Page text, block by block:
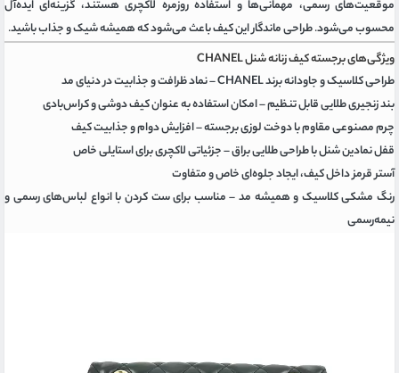
موقعیت‌های رسمی، مهمانی‌ها و استفاده روزمره لاکچری هستند، گزینه‌ای ایده‌آل
محسوب می‌شود.طراحی ماندگار این کیف باعث می‌شود که همیشه شیک و جذاب باشید.
ویژگی‌های برجسته کیف زنانه شنل CHANEL
طراحی کلاسیک و جاودانه برند CHANEL
–نماد ظرافت و جذابیت در دنیای مد
بند زنجیری طلایی قابل تنظیم–امکان استفاده به عنوان کیف دوشی و کراس‌بادی
چرم مصنوعی مقاوم با دوخت لوزی برجسته–افزایش دوام و جذابیت کیف
قفل نمادین شنل با طراحی طلایی براق–جزئیاتی لاکچری برای استایلی خاص
آستر قرمز داخل کیف، ایجاد جلوه‌ای خاص و متفاوت
رنگ مشکی کلاسیک و همیشه مد–مناسب برای ست کردن با انواع لباس‌های رسمی و
نیمه‌رسمی